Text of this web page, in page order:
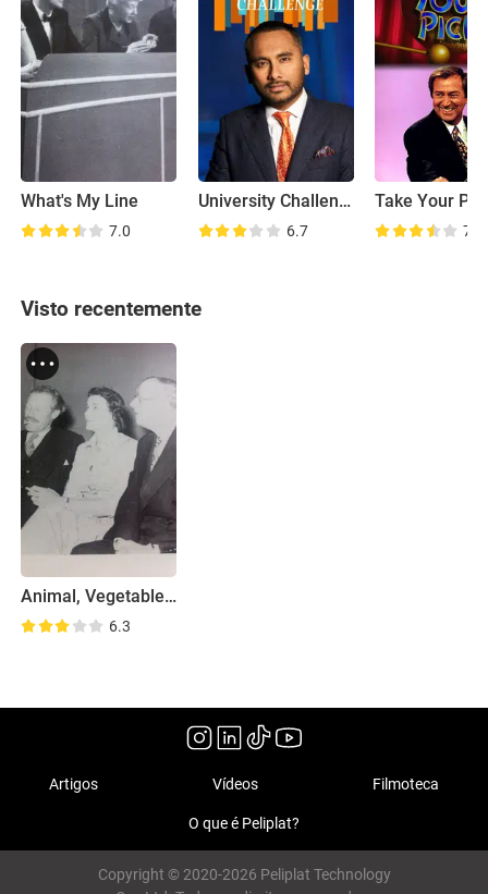
What's My Line
7.0
University Challenge
6.7
Take Your
7.7
Visto recentemente
Animal, Vegetable, Mineral?
6.3
Artigos Vídeos Filmoteca
O que é Peliplat?
Copyright © 2020-2026 Peliplat Technology